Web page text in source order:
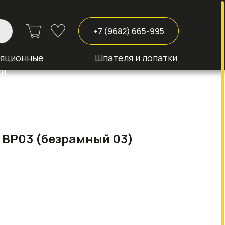
+7 (9682) 665-995
Шпателя и лопатки
(безрамный 03)